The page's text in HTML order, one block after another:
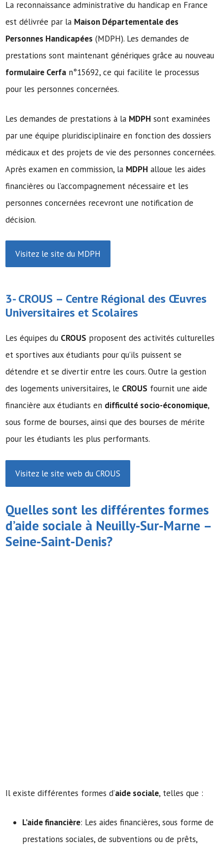
La reconnaissance administrative du handicap en France
est délivrée par la Maison Départementale des
Personnes Handicapées (MDPH). Les demandes de
prestations sont maintenant génériques grâce au nouveau
formulaire Cerfa n°15692, ce qui facilite le processus
pour les personnes concernées.
Les demandes de prestations à la MDPH sont examinées
par une équipe pluridisciplinaire en fonction des dossiers
médicaux et des projets de vie des personnes concernées.
Après examen en commission, la MDPH alloue les aides
financières ou l’accompagnement nécessaire et les
personnes concernées recevront une notification de
décision.
Visitez le site du MDPH
3-CROUS – Centre Régional des Œuvres
Universitaires et Scolaires
Les équipes du CROUS proposent des activités culturelles
et sportives aux étudiants pour qu’ils puissent se
détendre et se divertir entre les cours. Outre la gestion
des logements universitaires, le CROUS fournit une aide
financière aux étudiants en difficulté socio-économique,
sous forme de bourses, ainsi que des bourses de mérite
pour les étudiants les plus performants.
Visitez le site web du CROUS
Quelles sont les différentes formes
d’aide sociale à Neuilly-Sur-Marne –
Seine-Saint-Denis?
Il existe différentes formes d’aide sociale, telles que :
L’aide financière: Les aides financières, sous forme de
prestations sociales, de subventions ou de prêts,